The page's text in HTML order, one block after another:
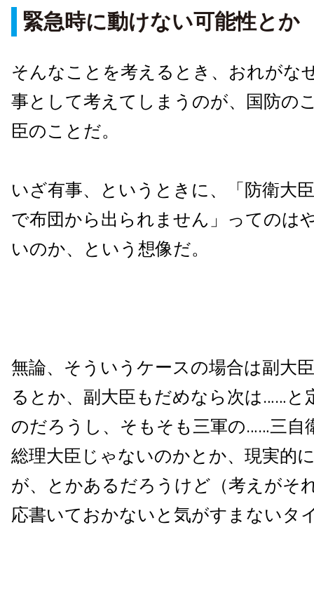
緊急時に動けない可能性とか
そんなことを考えるとき、おれがな
事として考えてしまうのが、国防の
臣のことだ。
いざ有事、というときに、「防衛大
で布団から出られません」ってのは
いのか、という想像だ。
無論、そういうケースの場合は副大
るとか、副大臣もだめなら次は……と
のだろうし、そもそも三軍の……三自
総理大臣じゃないのかとか、現実的
が、とかあるだろうけど（考えがそ
応書いておかないと気がすまないタ